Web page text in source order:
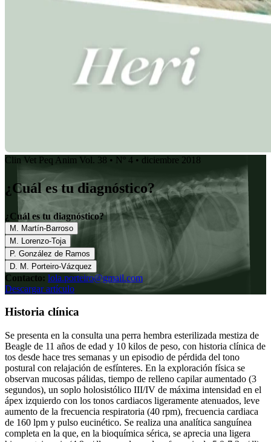
Clin Vet Peq Anim Vol. 38 • Nº 4 • diciembre 2018
¿Cuál es tu diagnóstico?
¿Cuál es tu diagnóstico?
M. Martín-Barroso
M. Lorenzo-Toja
P. González de Ramos
D. M. Porteiro-Vázquez
Contacto: lola.porteiro@gmail.com
Descargar artículo
Historia clínica
Se presenta en la consulta una perra hembra esterilizada mestiza de
Beagle de 11 años de edad y 10 kilos de peso, con historia clínica de
tos desde hace tres semanas y un episodio de pérdida del tono
postural con relajación de esfínteres. En la exploración física se
observan mucosas pálidas, tiempo de relleno capilar aumentado (3
segundos), un soplo holosistólico III/IV de máxima intensidad en el
ápex izquierdo con los tonos cardiacos ligeramente atenuados, leve
aumento de la frecuencia respiratoria (40 rpm), frecuencia cardiaca
de 160 lpm y pulso eucinético. Se realiza una analítica sanguínea
completa en la que, en la bioquímica sérica, se aprecia una ligera